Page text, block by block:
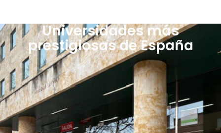
Universidades más
prestigiosas de España